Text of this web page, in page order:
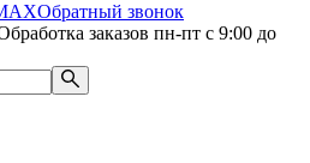
Обратный звонок
заказов пн-пт с 9:00 до